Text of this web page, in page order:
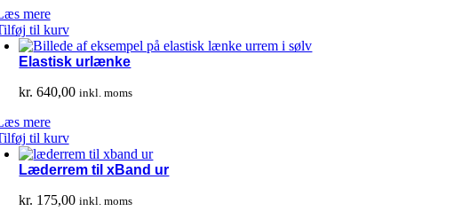
mere
til kurv
Elastisk urlænke
kr. 640,00 inkl. moms
mere
til kurv
Læderrem til xBand ur
kr. 175,00 inkl. moms